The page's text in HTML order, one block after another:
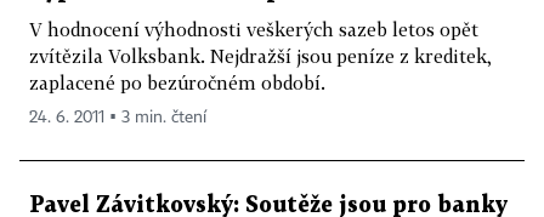
V hodnocení výhodnosti veškerých sazeb letos opět
zvítězila Volksbank. Nejdražší jsou peníze z kreditek,
zaplacené po bezúročném období.
24. 6. 2011 ▪ 3 min. čtení
Pavel Závitkovský: Soutěže jsou pro banky